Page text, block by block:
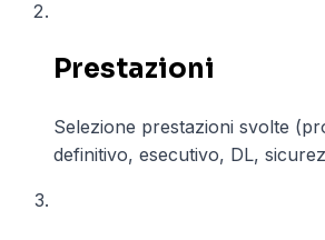
Prestazioni
Selezione prestazioni svolte
definitivo, esecutivo, DL,